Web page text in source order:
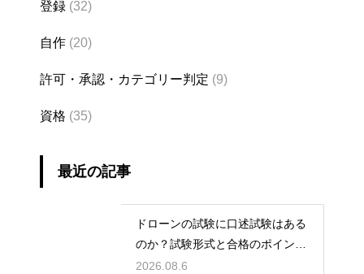
登録 (32)
自作 (20)
許可・承認・カテゴリー判定 (9)
資格 (35)
最近の記事
ドローンの試験に口述試験はある
のか？試験形式と合格のポイント
を解説
2026.08.6